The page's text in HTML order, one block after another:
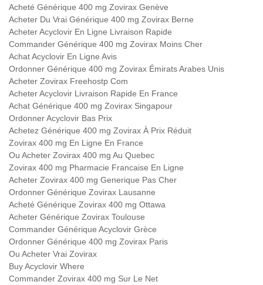
Acheté Générique 400 mg Zovirax Genève
Acheter Du Vrai Générique 400 mg Zovirax Berne
Acheter Acyclovir En Ligne Livraison Rapide
Commander Générique 400 mg Zovirax Moins Cher
Achat Acyclovir En Ligne Avis
Ordonner Générique 400 mg Zovirax Émirats Arabes Unis
Acheter Zovirax Freehostp Com
Acheter Acyclovir Livraison Rapide En France
Achat Générique 400 mg Zovirax Singapour
Ordonner Acyclovir Bas Prix
Achetez Générique 400 mg Zovirax À Prix Réduit
Zovirax 400 mg En Ligne En France
Ou Acheter Zovirax 400 mg Au Quebec
Zovirax 400 mg Pharmacie Francaise En Ligne
Acheter Zovirax 400 mg Generique Pas Cher
Ordonner Générique Zovirax Lausanne
Acheté Générique Zovirax 400 mg Ottawa
Acheter Générique Zovirax Toulouse
Commander Générique Acyclovir Grèce
Ordonner Générique 400 mg Zovirax Paris
Ou Acheter Vrai Zovirax
Buy Acyclovir Where
Commander Zovirax 400 mg Sur Le Net